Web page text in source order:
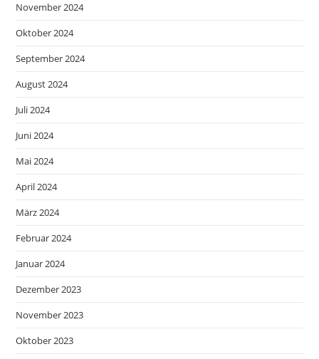
November 2024
Oktober 2024
September 2024
August 2024
Juli 2024
Juni 2024
Mai 2024
April 2024
März 2024
Februar 2024
Januar 2024
Dezember 2023
November 2023
Oktober 2023